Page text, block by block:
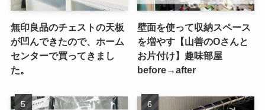
無印良品のチェストの天板
が凹んできたので、ホーム
センターで買ってきまし
た。
壁面を使って収納スペース
を増やす【山善のOさんと
お片付け】趣味部屋
before→after